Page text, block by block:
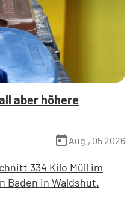
aber höhere
today Aug., 05 2026
334 Kilo Müll im
Baden in Waldshut.